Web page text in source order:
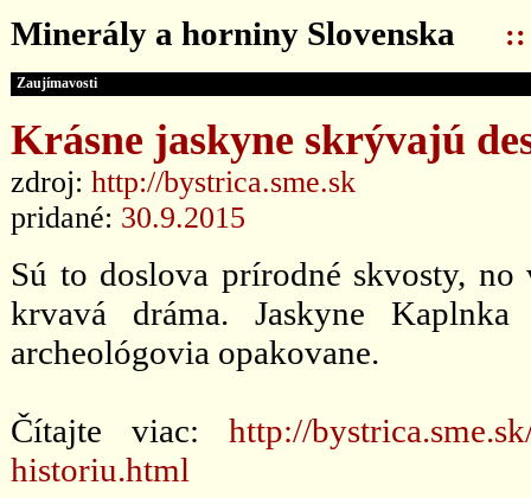
Minerály a horniny Slovenska ::
Zaujímavosti
Krásne jaskyne skrývajú
zdroj: http://bystrica.sme.sk
pridané: 30.9.2015
Sú to doslova prírodné skvosty,
krvavá dráma. Jaskyne
archeológovia opakovane.
Čítajte viac: http://
historiu.html